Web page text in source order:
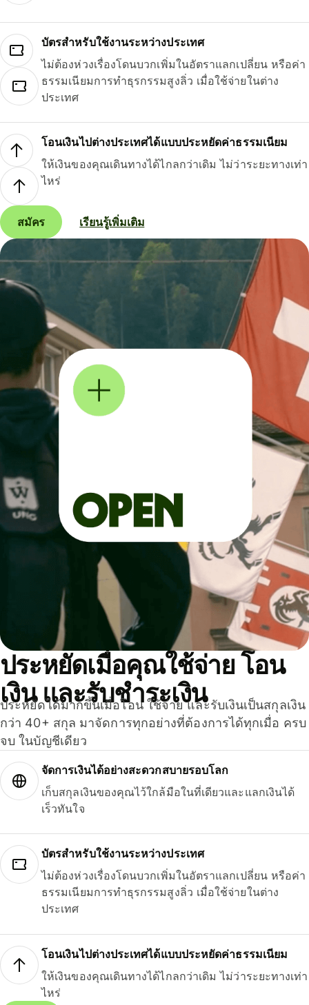
บัตรสำหรับใช้งานระหว่างประเทศ
ไม่ต้องห่วงเรื่องโดนบวกเพิ่มในอัตราแลกเปลี่ยน หรือค่า
ธรรมเนียมการทำธุรกรรมสูงลิ่ว เมื่อใช้จ่ายในต่าง
ประเทศ
โอนเงินไปต่างประเทศได้แบบประหยัดค่าธรรมเนียม
ให้เงินของคุณเดินทางได้ไกลกว่าเดิม ไม่ว่าระยะทางเท่า
ไหร่
สมัคร เรียนรู้เพิ่มเติม
ประหยัดเมื่อคุณใช้จ่าย โอน
เงิน และรับชำระเงิน
ประหยัดได้มากขึ้นเมื่อโอน ใช้จ่าย และรับเงินเป็นสกุลเงิน
กว่า 40+ สกุล มาจัดการทุกอย่างที่ต้องการได้ทุกเมื่อ ครบ
จบ ในบัญชีเดียว
จัดการเงินได้อย่างสะดวกสบายรอบโลก
เก็บสกุลเงินของคุณไว้ใกล้มือในที่เดียวและแลกเงินได้
เร็วทันใจ
บัตรสำหรับใช้งานระหว่างประเทศ
ไม่ต้องห่วงเรื่องโดนบวกเพิ่มในอัตราแลกเปลี่ยน หรือค่า
ธรรมเนียมการทำธุรกรรมสูงลิ่ว เมื่อใช้จ่ายในต่าง
ประเทศ
โอนเงินไปต่างประเทศได้แบบประหยัดค่าธรรมเนียม
ให้เงินของคุณเดินทางได้ไกลกว่าเดิม ไม่ว่าระยะทางเท่า
ไหร่